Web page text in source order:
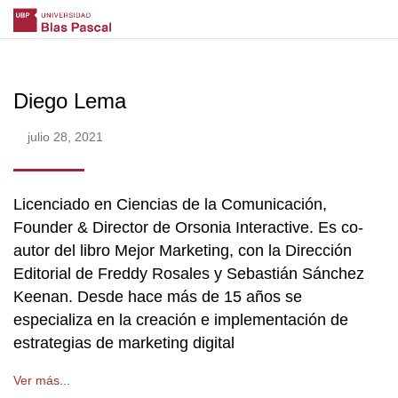
Diego Lema
julio 28, 2021
Licenciado en Ciencias de la Comunicación,
Founder & Director de Orsonia Interactive. Es co-
autor del libro Mejor Marketing, con la Dirección
Editorial de Freddy Rosales y Sebastián Sánchez
Keenan. Desde hace más de 15 años se
especializa en la creación e implementación de
estrategias de marketing digital
Ver más...